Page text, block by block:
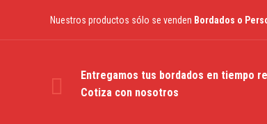
Nuestros productos sólo se venden Bordados o
Entregamos tus bordados en tiempo
Cotiza con nosotros